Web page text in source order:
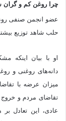
چرا روغن کم و گران
عضو انجمن صنفی
حلب شاهد توزیع
او با بیان اینکه
دانه‌های روغنی و
میزان عرضه با
تقاضای مردم و
عادی، این تعادل